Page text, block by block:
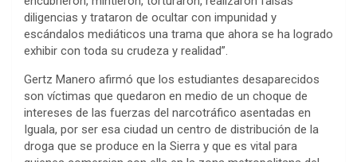
diligencias y trataron de ocultar con impunidad y
escándalos mediáticos una trama que ahora se ha logrado
exhibir con toda su crudeza y realidad”.
Gertz Manero afirmó que los estudiantes desaparecidos
son víctimas que quedaron en medio de un choque de
intereses de las fuerzas del narcotráfico asentadas en
Iguala, por ser esa ciudad un centro de distribución de la
droga que se produce en la Sierra y que es vital para